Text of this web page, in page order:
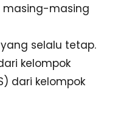
masing-masing
selalu tetap.
kelompok
dari kelompok